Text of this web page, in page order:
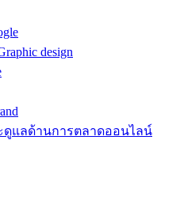
design
ดูแลด้านการตลาดออนไลน์